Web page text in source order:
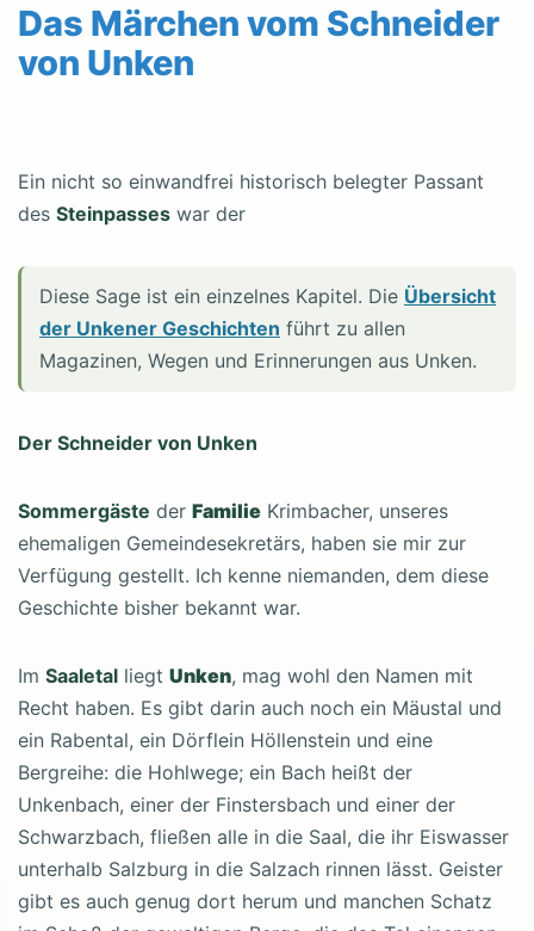
Das Märchen vom Schneider
von Unken
Ein nicht so einwandfrei historisch belegter Passant
des Steinpasses war der
Diese Sage ist ein einzelnes Kapitel. Die Übersicht
der Unkener Geschichten führt zu allen
Magazinen, Wegen und Erinnerungen aus Unken.
Der Schneider von Unken
Sommergäste der Familie Krimbacher, unseres
ehemaligen Gemeindesekretärs, haben sie mir zur
Verfügung gestellt. Ich kenne niemanden, dem diese
Geschichte bisher bekannt war.
Im Saaletal liegt Unken, mag wohl den Namen mit
Recht haben. Es gibt darin auch noch ein Mäustal und
ein Rabental, ein Dörflein Höllenstein und eine
Bergreihe: die Hohlwege; ein Bach heißt der
Unkenbach, einer der Finstersbach und einer der
Schwarzbach, fließen alle in die Saal, die ihr Eiswasser
unterhalb Salzburg in die Salzach rinnen lässt. Geister
gibt es auch genug dort herum und manchen Schatz